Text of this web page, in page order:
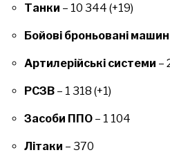
Танки – 10 344 (+19)
Бойові броньовані
Артилерійські системи –
РСЗВ – 1 318 (+1)
Засоби ППО – 1 104
Літаки – 370